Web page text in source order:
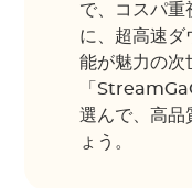
で、コスパ重
に、超高速ダ
能が魅力の次
「
選んで、高品
ょう。